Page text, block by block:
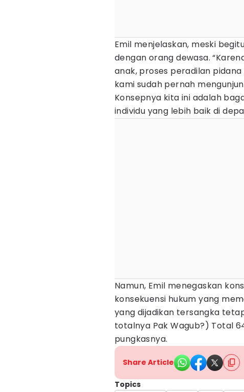
Emil menjelaskan, meski
dengan orang dewasa.
anak, proses peradilan
kami sudah pernah
Konsepnya kita ini adalah
individu yang lebih baik di
Namun, Emil menegaskan
konsekuensi hukum yang
yang dijadikan tersangka
totalnya Pak Wagub?) Total
pungkasnya.
Share Article
Topics